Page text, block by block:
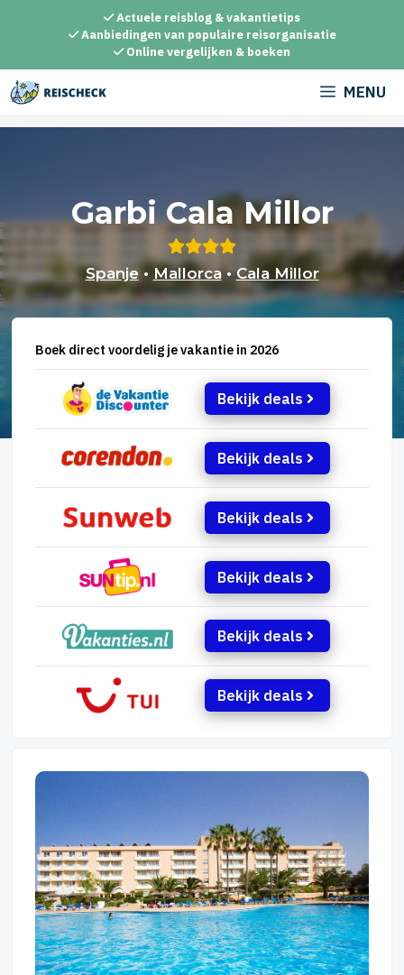
inhoud
Actuele reisblog & vakantietips
Aanbiedingen van populaire reisorganisatie
Online vergelijken & boeken
MENU
Garbi Cala Millor
Spanje • Mallorca•Cala Millor
Boek direct voordelig je vakantie in 2026
Bekijk deals
Bekijk deals
Bekijk deals
Bekijk deals
Bekijk deals
Bekijk deals